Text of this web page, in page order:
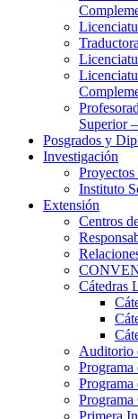
Superior
Posgrados y
Investigación
Instituto
Extensión
Centros
Cátedras
Auditorio